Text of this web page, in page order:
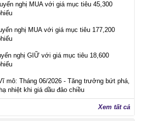
nghị MUA với giá mục tiêu 45,300
nghị MUA với giá mục tiêu 177,200
nghị GIỮ với giá mục tiêu 18,600
mô: Tháng 06/2026 - Tăng trưởng bứt phá,
nhiệt khi giá dầu đảo chiều
Xem tất cả